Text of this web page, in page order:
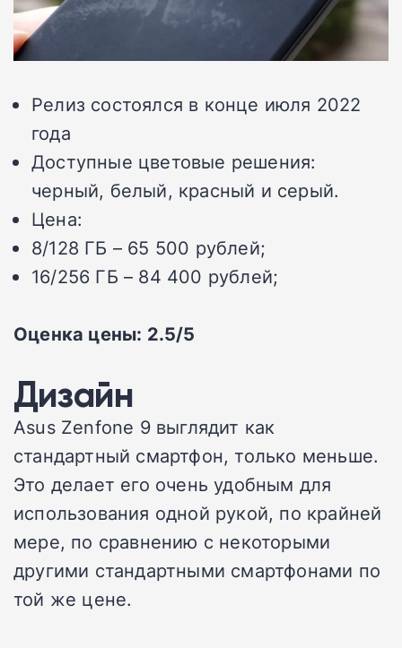
Релиз состоялся в конце июля 2022
года
Доступные цветовые решения:
черный, белый, красный и серый.
Цена:
8/128 ГБ – 65 500 рублей;
16/256 ГБ – 84 400 рублей;
Оценка цены: 2.5/5
Дизайн
Asus Zenfone 9 выглядит как
стандартный смартфон, только меньше.
Это делает его очень удобным для
использования одной рукой, по крайней
мере, по сравнению с некоторыми
другими стандартными смартфонами по
той же цене.